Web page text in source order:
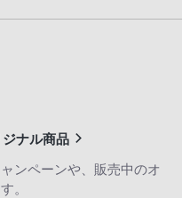
ナル商品
ンペーンや、販売中のオ
。